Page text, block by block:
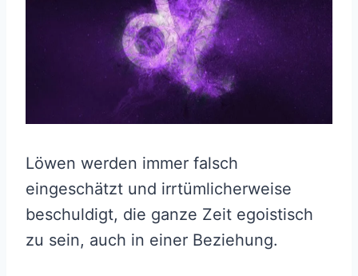
Löwen werden immer falsch
eingeschätzt und irrtümlicherweise
beschuldigt, die ganze Zeit egoistisch
zu sein, auch in einer Beziehung.